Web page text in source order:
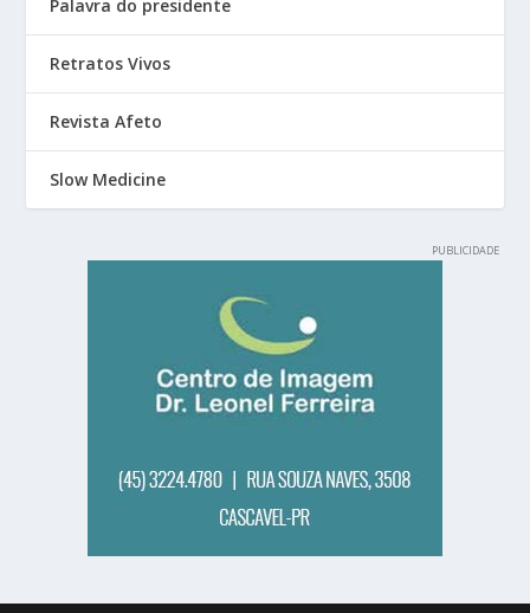
Palavra do presidente
Retratos Vivos
Revista Afeto
Slow Medicine